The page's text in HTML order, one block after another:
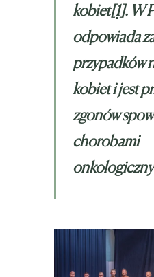
kobiet[1]. W
odpowiada
przypadków
kobiet i jest
zgonów
chorobami